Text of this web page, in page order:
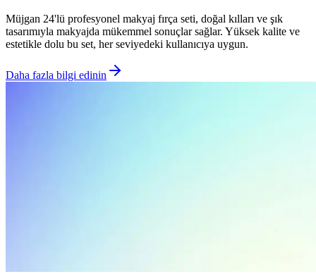
Müjgan 24'lü profesyonel makyaj fırça seti, doğal kılları ve şık
tasarımıyla makyajda mükemmel sonuçlar sağlar. Yüksek kalite ve
estetikle dolu bu set, her seviyedeki kullanıcıya uygun.
Daha fazla bilgi edinin